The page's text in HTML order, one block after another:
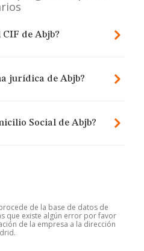
CIF de Abjb?
jurídica de Abjb?
Social de Abjb?
de la base de datos de
que existe algún error por favor
de la empresa a la dirección